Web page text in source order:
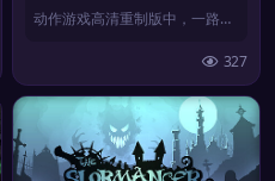
动作游戏高清重制版中，一路拼
327